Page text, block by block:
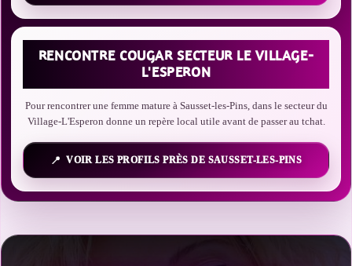
RENCONTRE COUGAR SECTEUR LE VILLAGE-
L'ESPERON
Pour rencontrer une femme mature à Sausset-les-Pins, dans le secteur du
Village-L'Esperon donne un repère local utile avant de passer au tchat.
VOIR LES PROFILS PRÈS DE SAUSSET-LES-PINS